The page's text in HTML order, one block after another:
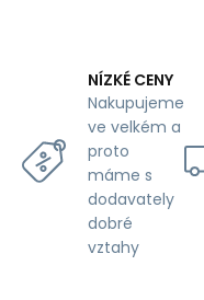
NÍZKÉ CENY
Nakupujeme
ve velkém a
proto
máme s
dodavately
dobré
vztahy